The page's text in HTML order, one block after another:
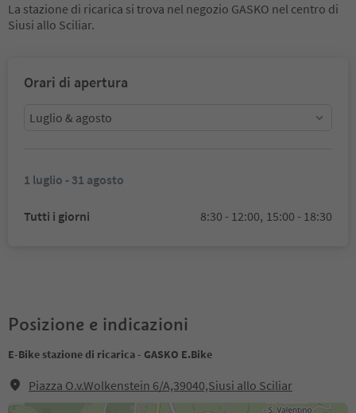
La stazione di ricarica si trova nel negozio GASKO nel centro di
Siusi allo Sciliar.
Orari di apertura
Luglio & agosto
1 luglio - 31 agosto
Tutti i giorni 8:30 - 12:00, 15:00 - 18:30
Posizione e indicazioni
E-Bike stazione di ricarica - GASKO E.Bike
Piazza O.v.Wolkenstein 6/A,39040,Siusi allo Sciliar